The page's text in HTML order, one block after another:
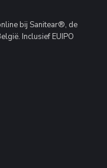
bij Sanitear®, de
Inclusief EUIPO